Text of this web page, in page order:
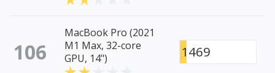
106
MacBook Pro (2021
M1 Max, 32-core
GPU, 14")
1469